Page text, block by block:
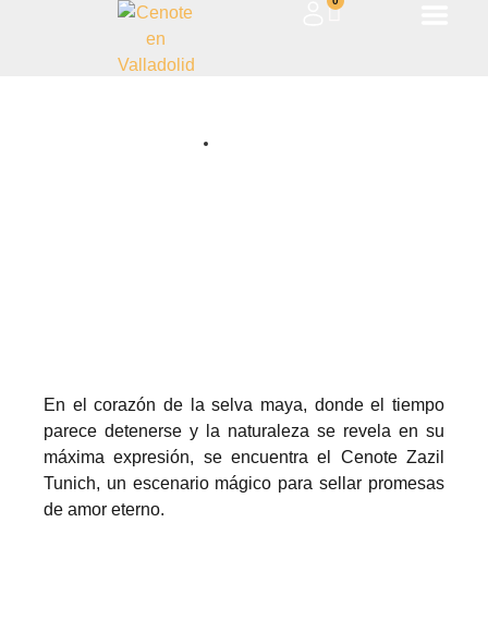
Oath of Eternity: Promises of
Love at the Sacred Cenote Zazil
En el corazón de la selva maya, donde el tiempo
parece detenerse y la naturaleza se revela en su
máxima expresión, se encuentra el Cenote Zazil
Tunich, un escenario mágico para sellar promesas
de amor eterno.